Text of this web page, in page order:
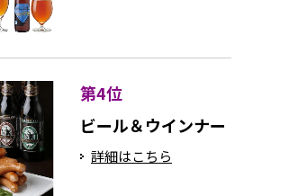
第4位
ビール＆ウインナー
詳細はこちら